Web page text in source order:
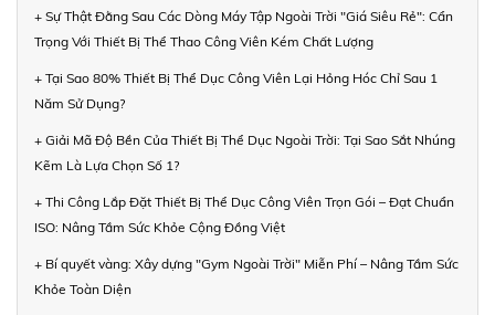
+ Sự Thật Đằng Sau Các Dòng Máy Tập Ngoài Trời "Giá Siêu Rẻ": Cẩn
Trọng Với Thiết Bị Thể Thao Công Viên Kém Chất Lượng
+ Tại Sao 80% Thiết Bị Thể Dục Công Viên Lại Hỏng Hóc Chỉ Sau 1
Năm Sử Dụng?
+ Giải Mã Độ Bền Của Thiết Bị Thể Dục Ngoài Trời: Tại Sao Sắt Nhúng
Kẽm Là Lựa Chọn Số 1?
+ Thi Công Lắp Đặt Thiết Bị Thể Dục Công Viên Trọn Gói – Đạt Chuẩn
ISO: Nâng Tầm Sức Khỏe Cộng Đồng Việt
+ Bí quyết vàng: Xây dựng "Gym Ngoài Trời" Miễn Phí – Nâng Tầm Sức
Khỏe Toàn Diện